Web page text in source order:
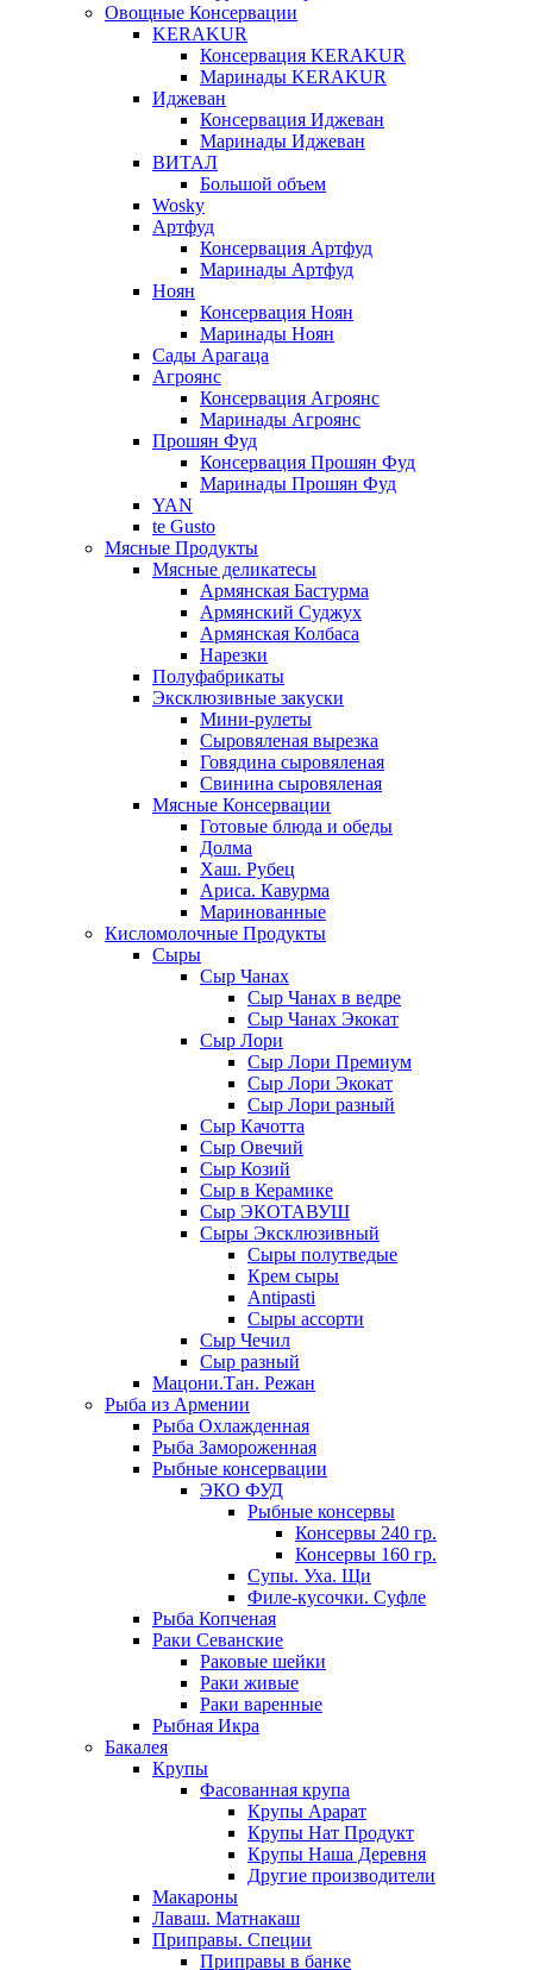
Овощные Консервации
KERAKUR
Консервация KERAKUR
Маринады KERAKUR
Иджеван
Консервация Иджеван
Маринады Иджеван
ВИТАЛ
Большой объем
Wosky
Артфуд
Консервация Артфуд
Маринады Артфуд
Ноян
Консервация Ноян
Маринады Ноян
Сады Арагаца
Агроянс
Консервация Агроянс
Маринады Агроянс
Прошян Фуд
Консервация Прошян Фуд
Маринады Прошян Фуд
YAN
te Gusto
Мясные Продукты
Мясные деликатесы
Армянская Бастурма
Армянский Суджух
Армянская Колбаса
Нарезки
Полуфабрикаты
Эксклюзивные закуски
Мини-рулеты
Сыровяленая вырезка
Говядина сыровяленая
Свинина сыровяленая
Мясные Консервации
Готовые блюда и обеды
Долма
Хаш. Рубец
Ариса. Кавурма
Маринованные
Кисломолочные Продукты
Сыры
Сыр Чанах
Сыр Чанах в ведре
Сыр Чанах Экокат
Сыр Лори
Сыр Лори Премиум
Сыр Лори Экокат
Сыр Лори разный
Сыр Качотта
Сыр Овечий
Сыр Козий
Сыр в Керамике
Сыр ЭКОТАВУШ
Сыры Эксклюзивный
Сыры полутведые
Крем сыры
Antipasti
Сыры ассорти
Сыр Чечил
Сыр разный
Мацони.Тан. Режан
Рыба из Армении
Рыба Охлажденная
Рыба Замороженная
Рыбные консервации
ЭКО ФУД
Рыбные консервы
Консервы 240 гр.
Консервы 160 гр.
Супы. Уха. Щи
Филе-кусочки. Суфле
Рыба Копченая
Раки Севанские
Раковые шейки
Раки живые
Раки варенные
Рыбная Икра
Бакалея
Крупы
Фасованная крупа
Крупы Арарат
Крупы Нат Продукт
Крупы Наша Деревня
Другие производители
Макароны
Лаваш. Матнакаш
Приправы. Специи
Приправы в банке